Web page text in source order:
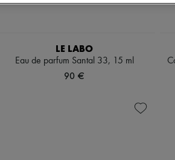
LE LABO
Eau de parfum Santal 33, 15 ml
90 €